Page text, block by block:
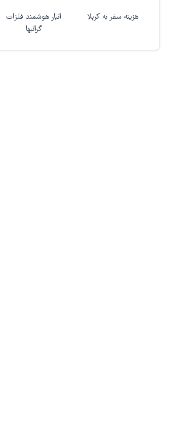
هزینه سفر به کربلا
انبار هوشمند فلزات
گرانبها